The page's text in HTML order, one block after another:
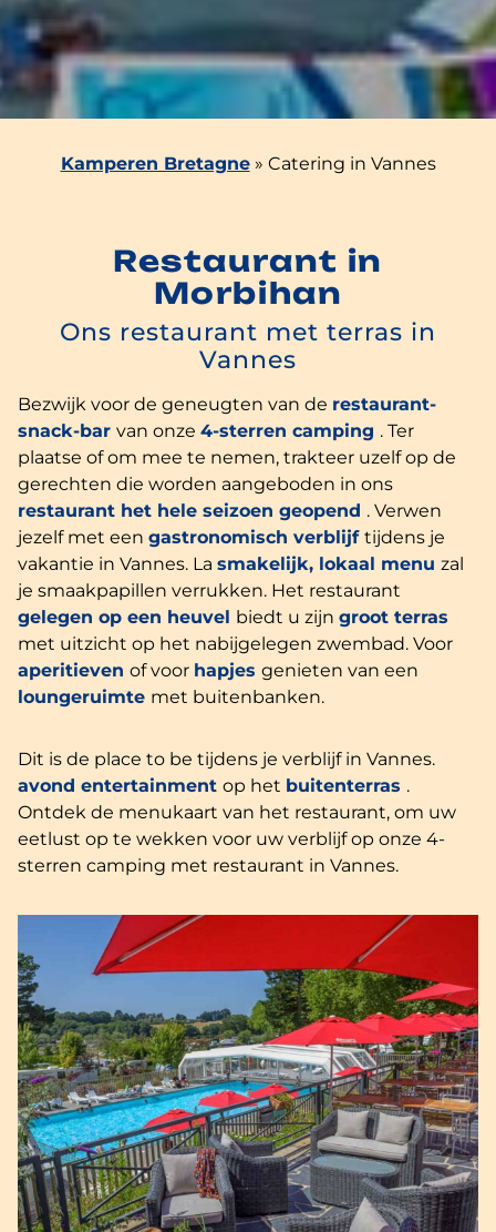
Kamperen Bretagne» Catering in Vannes
Restaurant in
Morbihan
Ons restaurant met terras in
Vannes
Bezwijk voor de geneugten van de restaurant-
snack-bar van onze 4-sterren camping . Ter
plaatse of om mee te nemen, trakteer uzelf op de
gerechten die worden aangeboden in ons
restaurant het hele seizoen geopend . Verwen
jezelf met een gastronomisch verblijf tijdens je
vakantie in Vannes. La smakelijk, lokaal menu zal
je smaakpapillen verrukken. Het restaurant
gelegen op een heuvel biedt u zijn groot terras
met uitzicht op het nabijgelegen zwembad. Voor
aperitieven of voor hapjes genieten van een
loungeruimte met buitenbanken.
Dit is de place to be tijdens je verblijf in Vannes.
avond entertainment op het buitenterras .
Ontdek de menukaart van het restaurant, om uw
eetlust op te wekken voor uw verblijf op onze 4-
sterren camping met restaurant in Vannes.